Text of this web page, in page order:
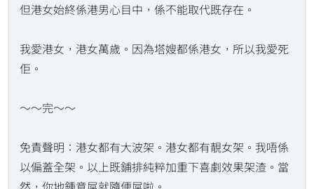
但港女始終係港男心目中，係不能取代既存在。
我愛港女，港女萬歲。因為塔嫂都係港女，所以我愛死
佢。
～～完～～
免責聲明：港女都有大波架。港女都有靚女架。我唔係
以偏蓋全架。以上既鋪排純粹加重下喜劇效果架渣。當